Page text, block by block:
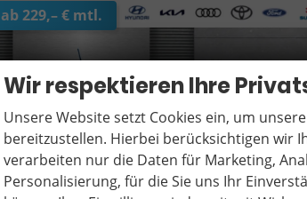
ab 229,– € mtl.
Wir respektieren Ihre
Unsere Website setzt Cookies ein, um
bereitzustellen. Hierbei berücksichtigen wir
verarbeiten nur die Daten für Marketing,
Personalisierung, für die Sie uns Ihr